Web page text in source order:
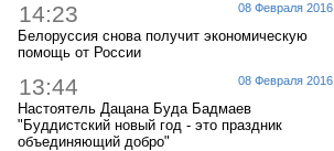
08 Февраля 2016
14:23
Белоруссия снова получит экономическую
помощь от России
08 Февраля 2016
13:44
Настоятель Дацана Буда Бадмаев
"Буддистский новый год - это праздник
объединяющий добро"